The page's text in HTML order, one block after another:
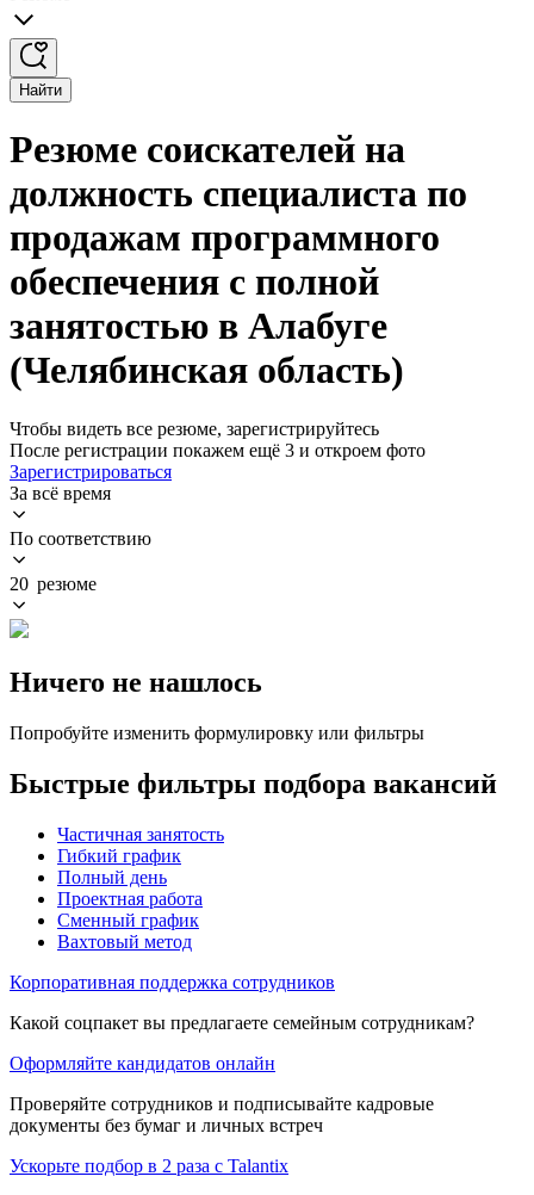
Найти
Резюме соискателей на
должность специалиста по
продажам программного
обеспечения с полной
занятостью в Алабуге
(Челябинская область)
Чтобы видеть все резюме, зарегистрируйтесь
После регистрации покажем ещё 3 и откроем фото
Зарегистрироваться
За всё время
По соответствию
20 резюме
Ничего не нашлось
Попробуйте изменить формулировку или фильтры
Быстрые фильтры подбора вакансий
Частичная занятость
Гибкий график
Полный день
Проектная работа
Сменный график
Вахтовый метод
Корпоративная поддержка сотрудников
Какой соцпакет вы предлагаете семейным сотрудникам?
Оформляйте кандидатов онлайн
Проверяйте сотрудников и подписывайте кадровые
документы без бумаг и личных встреч
Ускорьте подбор в 2 раза с Talantix